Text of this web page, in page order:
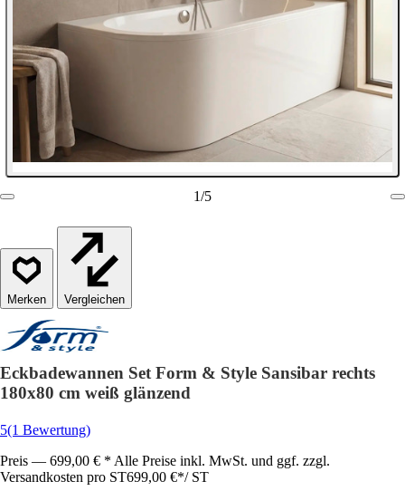
1/5
Vergleichen
Eckbadewannen Set Form & Style Sansibar rechts
180x80 cm weiß glänzend
5(1 Bewertung)
Preis — 699,00 € * Alle Preise inkl. MwSt. und ggf. zzgl.
Versandkosten pro ST699,00 €*/ ST